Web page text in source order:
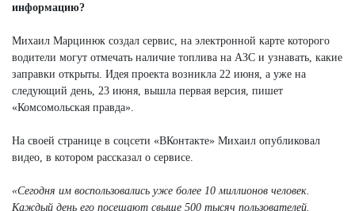
информацию?
Михаил Марцинюк создал сервис, на электронной карте которого
водители могут отмечать наличие топлива на АЗС и узнавать, какие
заправки открыты. Идея проекта возникла 22 июня, а уже на
следующий день, 23 июня, вышла первая версия, пишет
«Комсомольская правда».
На своей странице в соцсети «ВКонтакте» Михаил опубликовал
видео, в котором рассказал о сервисе.
«Сегодня им воспользовались уже более 10 миллионов человек.
Каждый день его посещают свыше 500 тысяч пользователей.